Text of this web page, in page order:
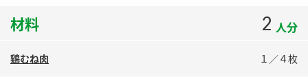
ぽん酢サワー
地図から取り扱い店舗を探す
材料 2 人分
鶏むね肉 １／４枚